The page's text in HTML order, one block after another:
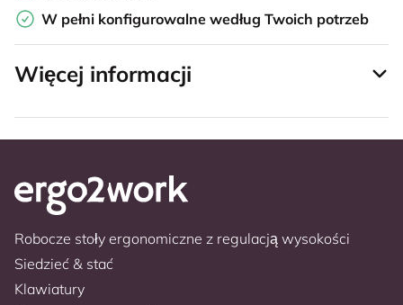
W pełni konfigurowalne według Twoich potrzeb
Więcej informacji
Robocze stoły ergonomiczne z regulacją wysokości
Siedzieć & stać
Klawiatury